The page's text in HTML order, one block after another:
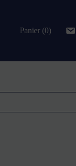
Panier (0)